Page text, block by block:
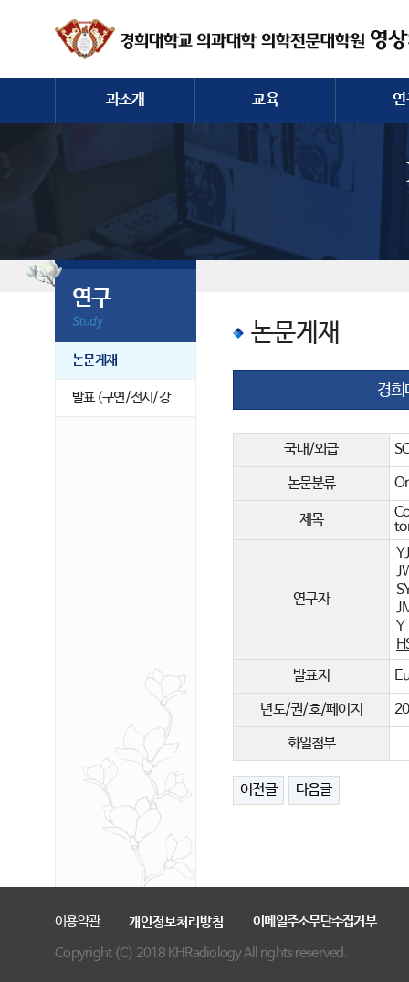
과소개
과직원
영상장비
교육 연
발표 (구
연구
논문게재
발표 (구연/전시/강
논문게재
경희
국내/외급
논문분류
제목
연구자
Y
발표지
년도/권/호/페이지
화일첨부
이전글 다음글
이용약관 개인정보처리방침 이메일주소무단수집거부
Copyright (C) 2018 KHRadiology All rights reserved.